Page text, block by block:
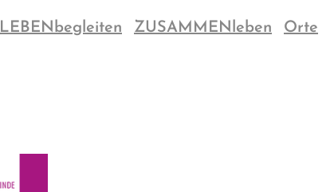
LEBENbegleiten ZUSAMMENleben Orte